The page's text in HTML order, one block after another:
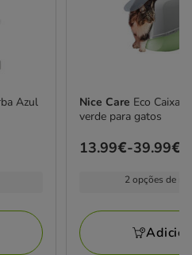
Azul
Nice Care Eco Caixa
verde para gatos
Preço
39.99€
13.99€-39.99€
2 opções de